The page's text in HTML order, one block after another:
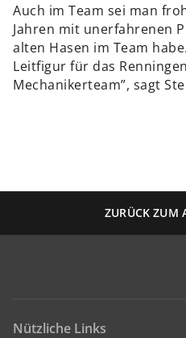
Auch im Team sei man
Jahren mit unerfahrenen
alten Hasen im Team
Leitfigur für das
Mechanikerteam”, sagt
ZURÜCK ZUM
Nützliche Links